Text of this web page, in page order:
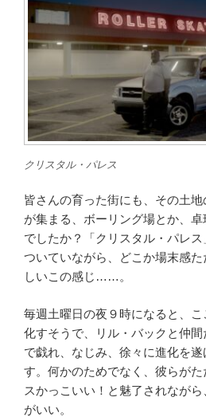
クリスタル・パレス
皆さんの育った街にも、その土
が集まる、ボーリング場とか、
でしたか？「クリスタル・パレ
ついていながら、どこか場末感
しいこの感じ……。
毎週土曜日の夜９時になると、
化すそうで、リル・バックと仲間
で戯れ、なじみ、徐々に進化を
す。何かのためでなく、彼らが
スかっこいい！と魅了されなが
がいい。